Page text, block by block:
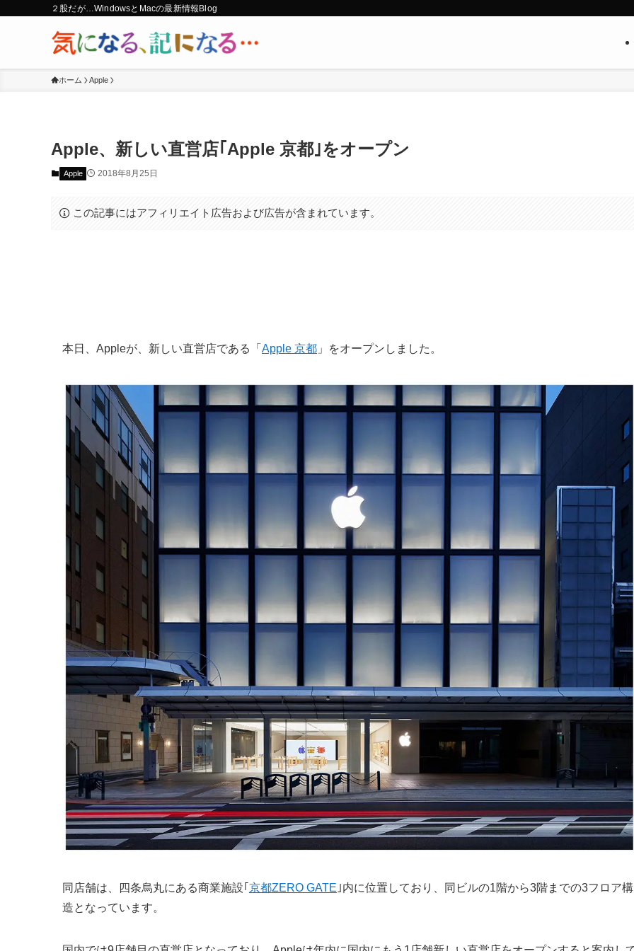
２股だが…WindowsとMacの最新情報Blog
ホーム Apple
Apple、新しい直営店｢Apple 京都｣をオープン
Apple 2018年8月25日
この記事にはアフィリエイト広告および広告が含まれています。
本日、Appleが、新しい直営店である「 Apple 京都 」をオープンしました。
同店舗は、四条烏丸にある商業施設｢ 京都ZERO GATE ｣内に位置しており、同ビルの1階から3階までの3フロア構
造となっています。